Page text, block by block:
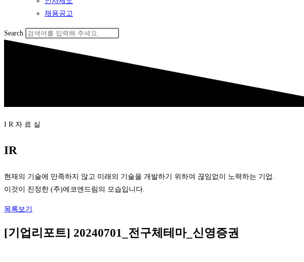
채용공고
Search
I R 자 료 실
IR
현재의 기술에 만족하지 않고 미래의 기술을 개발하기 위하여 끊임없이 노력하는 기업.
이것이 진정한 (주)에코앤드림의 모습입니다.
목록보기
[기업리포트] 20240701_전구체테마_신영증권